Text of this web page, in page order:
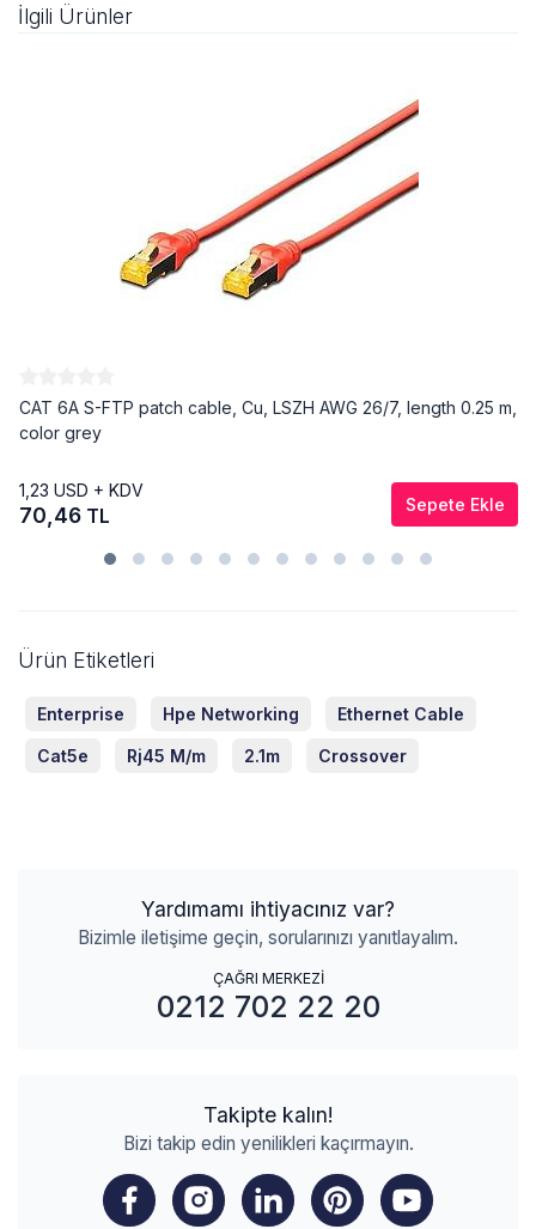
İlgili Ürünler
CAT 6A S-FTP patch cable, Cu, LSZH AWG 26/7, length 0.25 m,
color grey
1,23 USD + KDV
70,46 TL Sepete Ekle
Ürün Etiketleri
Enterprise Hpe Networking Ethernet Cable
Cat5e Rj45 M/m 2.1m Crossover
Yardımamı ihtiyacınız var?
Bizimle iletişime geçin, sorularınızı yanıtlayalım.
ÇAĞRI MERKEZİ
0212 702 22 20
Takipte kalın!
Bizi takip edin yenilikleri kaçırmayın.